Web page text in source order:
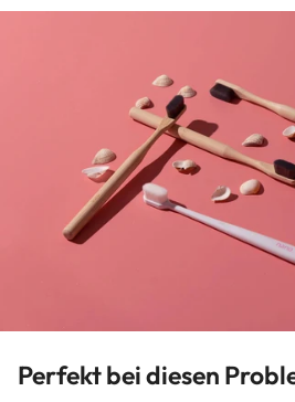
Perfekt bei diesen